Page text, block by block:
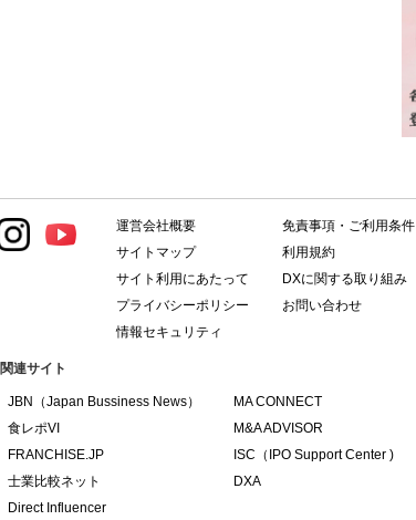
運営会社概要
サイトマップ
サイト利用にあたって
プライバシーポリシー
情報セキュリティ
免責事項・ご利用条件
利用規約
DXに関する取り組み
お問い合わせ
関連サイト
JBN（Japan Bussiness News）
食レポVI
FRANCHISE.JP
士業比較ネット
Direct Influencer
MA CONNECT
M&A ADVISOR
ISC（IPO Support Center )
DXA